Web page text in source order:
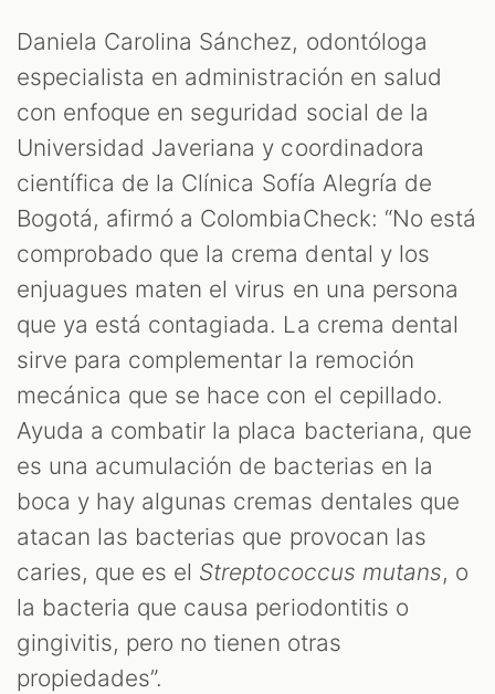
Daniela Carolina Sánchez, odontóloga
especialista en administración en salud
con enfoque en seguridad social de la
Universidad Javeriana y coordinadora
científica de la Clínica Sofía Alegría de
Bogotá, afirmó a ColombiaCheck: “No está
comprobado que la crema dental y los
enjuagues maten el virus en una persona
que ya está contagiada. La crema dental
sirve para complementar la remoción
mecánica que se hace con el cepillado.
Ayuda a combatir la placa bacteriana, que
es una acumulación de bacterias en la
boca y hay algunas cremas dentales que
atacan las bacterias que provocan las
caries, que es el Streptococcus mutans, o
la bacteria que causa periodontitis o
gingivitis, pero no tienen otras
propiedades”.